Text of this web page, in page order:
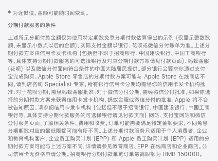
页
页
脚
注
‡ 为近似值。金额可能随时间变动。
分期付款服务的条件
上述所示分期付款金额仅为使用特定期数免息分期付款估算得出的示例 (仅显示整数数
额，未显示小数点以后的金额)，实际支付金额以银行、花呗或微信分付账单为准。上述分
期付款方案由信用卡发卡机构 (包括但不限于招商银行、中国建设银行、中国工商银行
等，具体支持分期付款服务的可选择银行及对应分期付款方案请见付款页面)、蚂蚁金服
(花呗) 以及微信分付面向符合条件的中国大陆居民提供。部分银行会要求你通过支付
宝完成购买。Apple Store 零售店的分期付款方案可能与 Apple Store 在线商店不
同，请到店咨询 Specialist 专家。所有银行信用卡分期均需经你的信用卡发卡机构批
准；对于花呗分期，需经蚂蚁金服批准；对于微信分付分期，需经微信分付批准。如果你选
择的分期付款方案未获得信用卡发卡机构、蚂蚁金服或微信分付的批准，Apple 将不会
被告知原因。请参阅信用卡发卡机构 (包括但不限于招商银行、中国建设银行、中国工商
银行等，具体支持分期付款服务的可选择银行请见付款页面) 网站、支付宝网站和微信
分付服务页面，了解相关条件、费用和收费。订单可能需要满足特定金额要求，不同免息
分期期数对应的最低限额可能有所不同。上述分期付款服务只适用于个人消费者。企业
和教育机构客户、企业员工购买计划 (EPP) 和 Apple 员工购买计划 (EPP) 适用的分
期付款方案可能与上述方案不同，详情请参见教育商店、EPP 在线商店和企业商店。公
司信用卡无资格申请分期。招商银行分期付款单笔订单最高限额为 RMB 150000。